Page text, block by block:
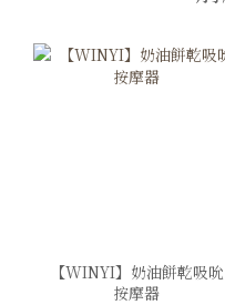
【WINYI】奶油餅乾吸吮
按摩器